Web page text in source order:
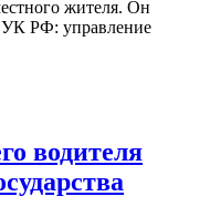
жителя. Он
УК РФ: управление
водителя